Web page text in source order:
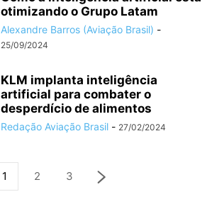
otimizando o Grupo Latam
Alexandre Barros (Aviação Brasil) -
25/09/2024
KLM implanta inteligência
artificial para combater o
desperdício de alimentos
Redação Aviação Brasil - 27/02/2024
1 2 3